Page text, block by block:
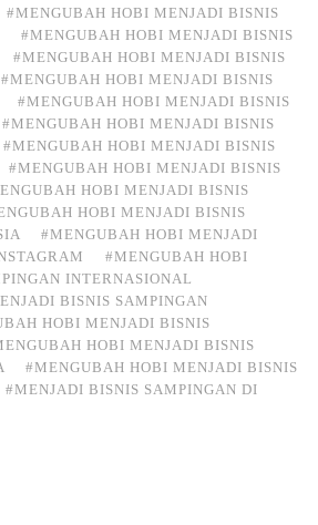
#MENGUBAH HOBI MENJADI BISNIS
#MENGUBAH HOBI MENJADI BISNIS
#MENGUBAH HOBI MENJADI BISNIS
#MENGUBAH HOBI MENJADI BISNIS
#MENGUBAH HOBI MENJADI BISNIS
#MENGUBAH HOBI MENJADI BISNIS
#MENGUBAH HOBI MENJADI BISNIS
#MENGUBAH HOBI MENJADI BISNIS
HOBI MENJADI BISNIS
HOBI MENJADI BISNIS
#MENGUBAH HOBI MENJADI
#MENGUBAH HOBI
INTERNASIONAL
BISNIS SAMPINGAN
HOBI MENJADI BISNIS
HOBI MENJADI BISNIS
#MENGUBAH HOBI MENJADI BISNIS
#MENJADI BISNIS SAMPINGAN DI